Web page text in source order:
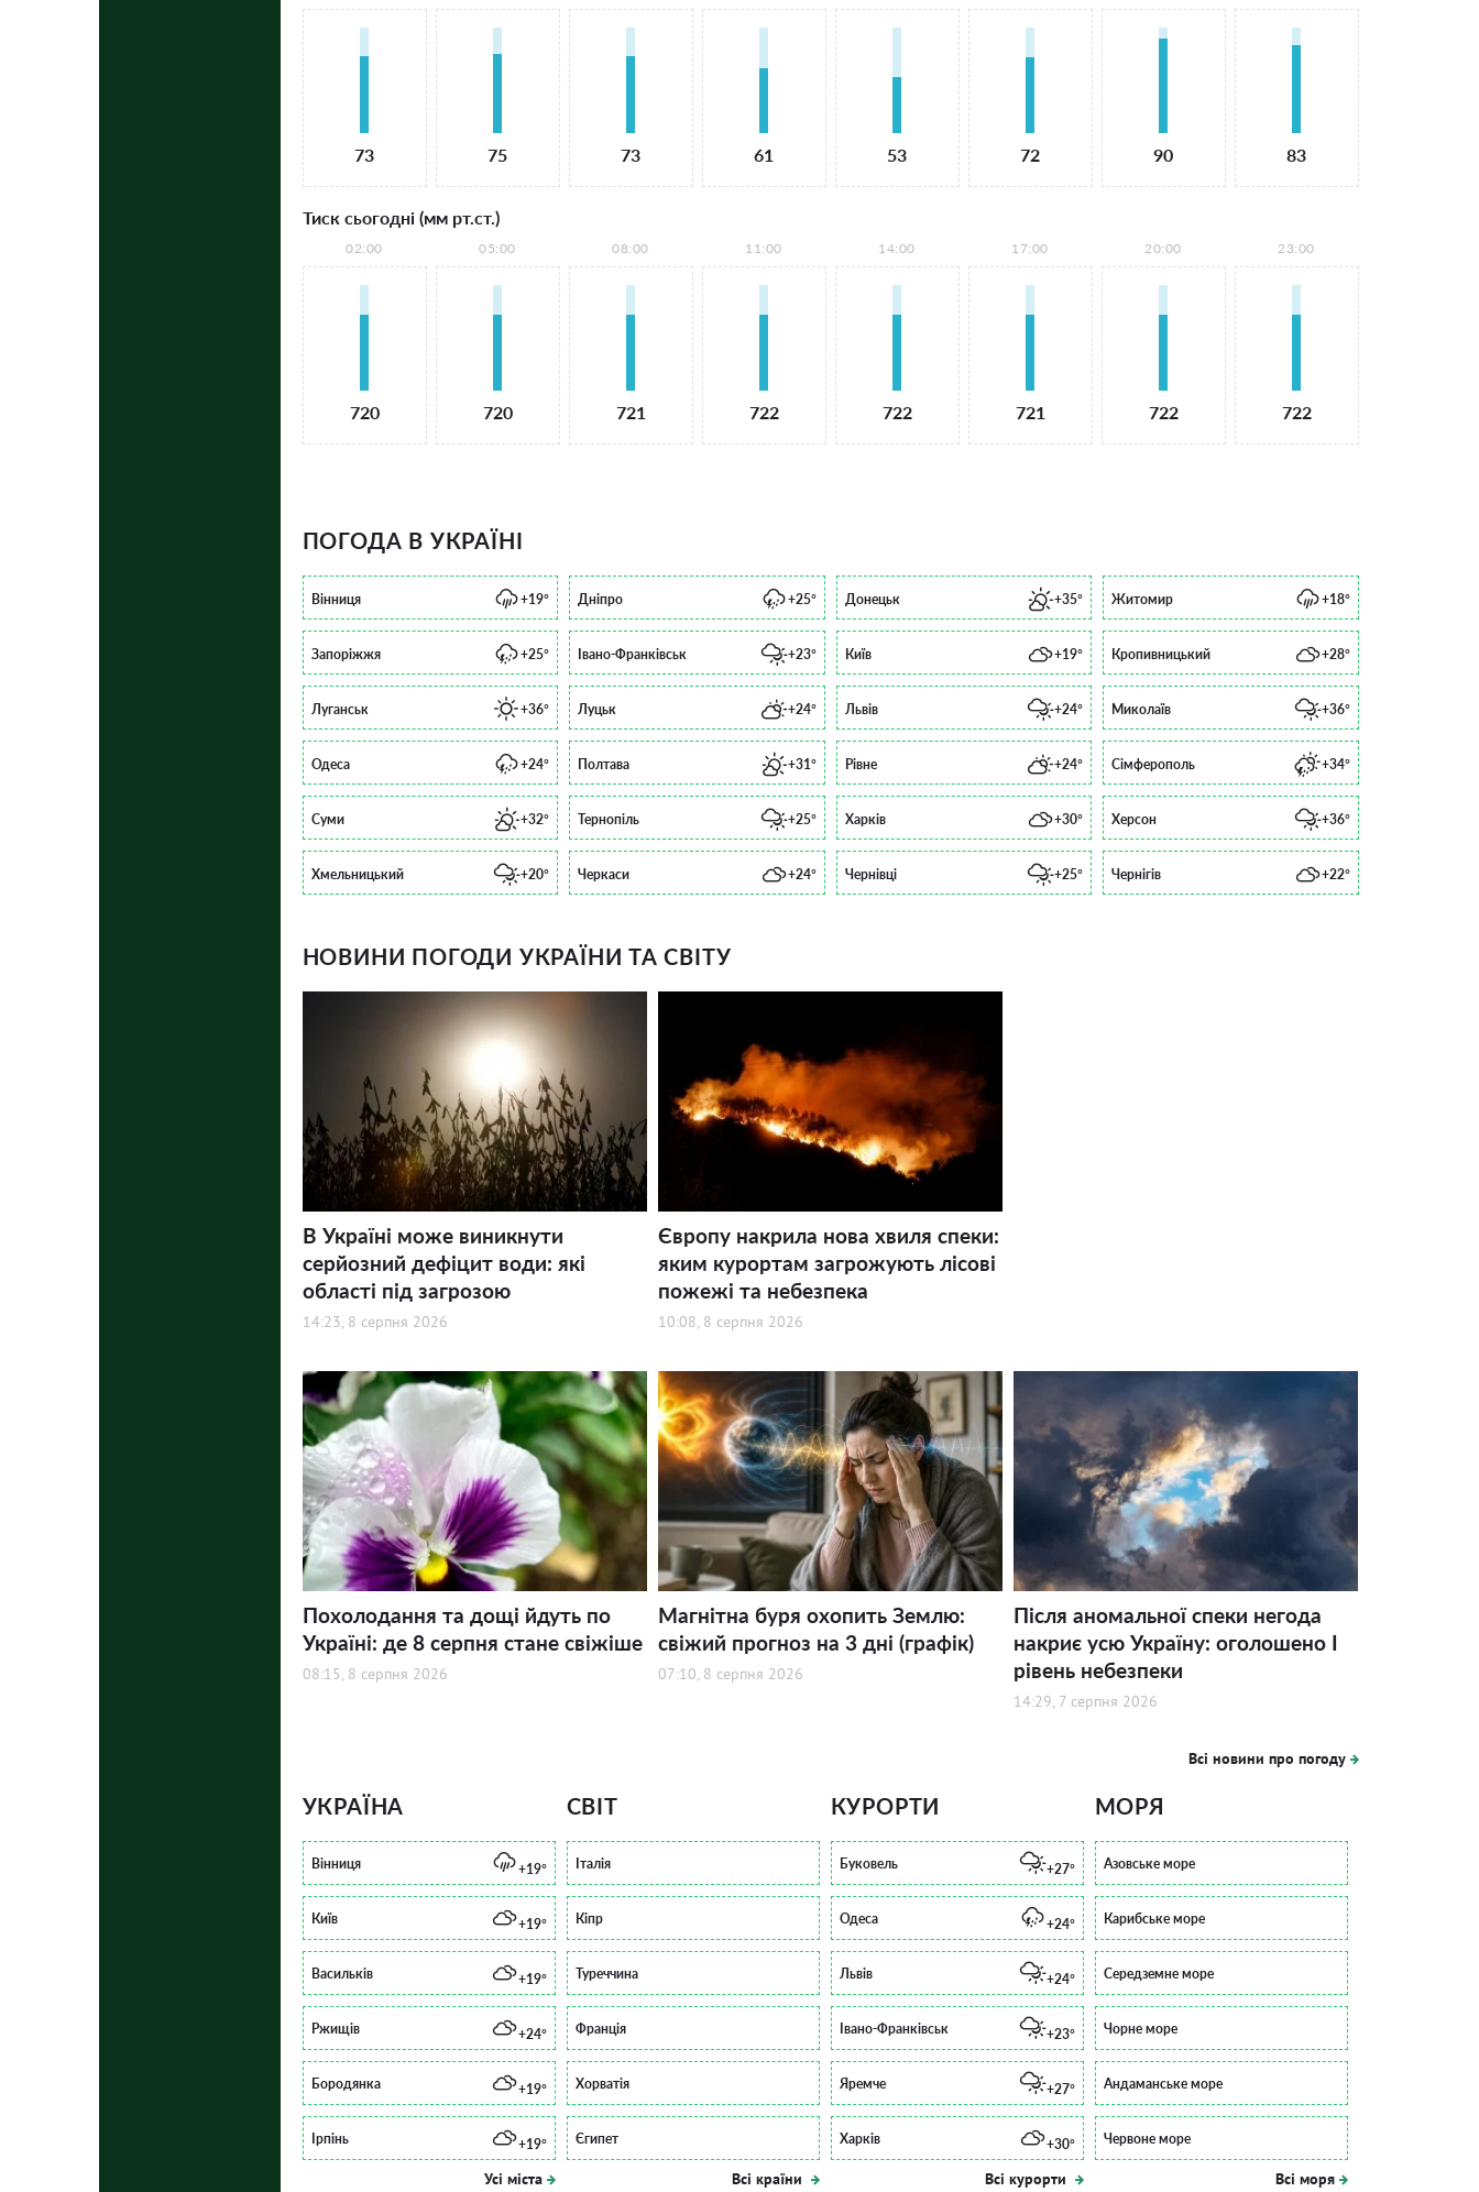
73 75 73 61 53 72 90 83
Тиск сьогодні (мм рт.ст.)
02:00
720
05:00
720
08:00
721
11:00
722
14:00
722
17:00
721
20:00
722
23:00
722
ПОГОДА В УКРАЇНІ
Вінниця +19° Дніпро +25° Донецьк +35° Житомир +18°
Запоріжжя +25° Івано-Франківськ +23° Київ +19° Кропивницький +28°
Луганськ +36° Луцьк +24° Львів +24° Миколаїв +36°
Одеса +24° Полтава +31° Рівне +24° Сімферополь +34°
Суми +32° Тернопіль +25° Харків +30° Херсон +36°
Хмельницький +20° Черкаси +24° Чернівці +25° Чернігів +22°
НОВИНИ ПОГОДИ УКРАЇНИ ТА СВІТУ
В Україні може виникнути
серйозний дефіцит води: які
області під загрозою
14:23, 8 серпня 2026
Європу накрила нова хвиля спеки:
яким курортам загрожують лісові
пожежі та небезпека
10:08, 8 серпня 2026
Похолодання та дощі йдуть по
Україні: де 8 серпня стане свіжіше
08:15, 8 серпня 2026
Магнітна буря охопить Землю:
свіжий прогноз на 3 дні (графік)
07:10, 8 серпня 2026
Після аномальної спеки негода
накриє усю Україну: оголошено І
рівень небезпеки
14:29, 7 серпня 2026
Всі новини про погоду
УКРАЇНА
Вінниця +19°
Київ +19°
Васильків +19°
Ржищів +24°
Бородянка +19°
Ірпінь +19°
Усі міста
СВІТ
Італія
Кіпр
Туреччина
Франція
Хорватія
Єгипет
Всі країни
КУРОРТИ
Буковель +27°
Одеса +24°
Львів +24°
Івано-Франківськ +23°
Яремче +27°
Харків +30°
Всі курорти
МОРЯ
Азовське море
Карибське море
Середземне море
Чорне море
Андаманське море
Червоне море
Всі моря